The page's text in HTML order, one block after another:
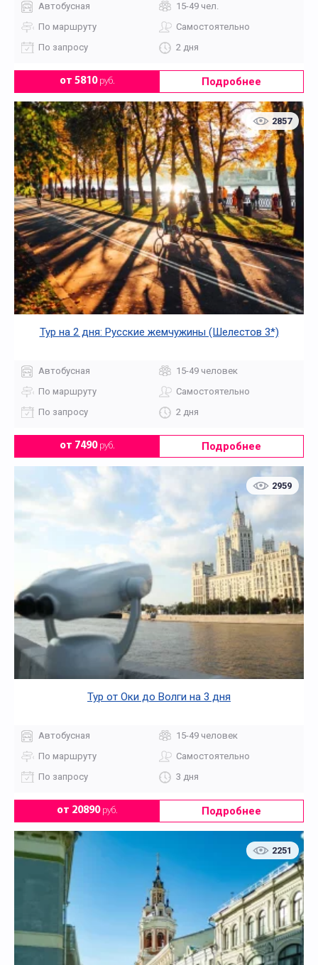
Автобусная
15-49 чел.
По маршруту
Самостоятельно
По запросу
2 дня
от 5810руб. Подробнее
2857
Тур на 2 дня: Русские жемчужины (Шелестов 3*)
Автобусная
15-49 человек
По маршруту
Самостоятельно
По запросу
2 дня
от 7490руб. Подробнее
2959
Тур от Оки до Волги на 3 дня
Автобусная
15-49 человек
По маршруту
Самостоятельно
По запросу
3 дня
от 20890руб. Подробнее
2251